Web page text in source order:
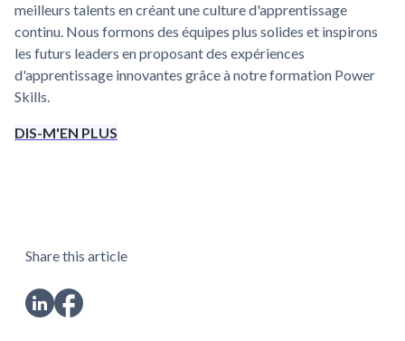
meilleurs talents en créant une culture d'apprentissage
continu. Nous formons des équipes plus solides et inspirons
les futurs leaders en proposant des expériences
d'apprentissage innovantes grâce à notre formation Power
Skills.
DIS-M'EN PLUS
Share this article